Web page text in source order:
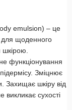
emulsion) – це
для щоденного
функціонування
Зміцнює
Захищає шкіру від
викликає сухості